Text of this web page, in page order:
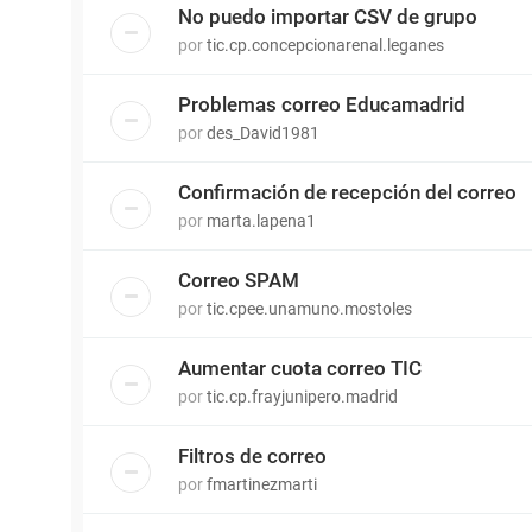
No puedo importar CSV de grupo
portic.cp.concepcionarenal.leganes
Problemas correo Educamadrid
pordes_David1981
Confirmación de recepción del correo
por marta.lapena1
Correo SPAM
portic.cpee.unamuno.mostoles
Aumentar cuota correo TIC
portic.cp.frayjunipero.madrid
Filtros de correo
porfmartinezmarti